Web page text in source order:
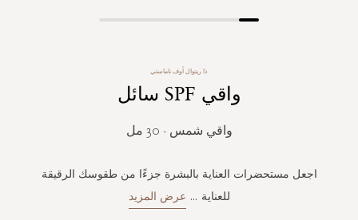
ذا ريتوال أوف ناماستي
واقي SPF سائل
واقي شمس - 30 مل
اجعل مستحضرات العناية بالبشرة جزءًا من طقوسك الرقيقة
للعناية ... عرض المزيد